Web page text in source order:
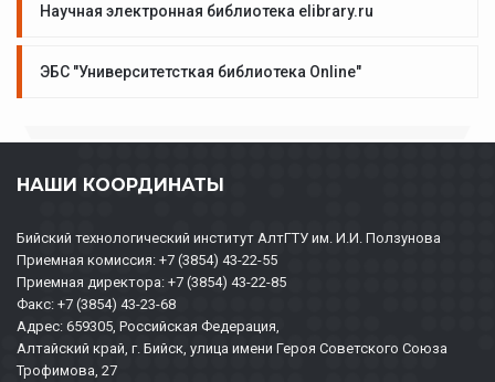
Научная электронная библиотека elibrary.ru
ЭБС "Университетсткая библиотека Online"
НАШИ КООРДИНАТЫ
Бийский технологический институт АлтГТУ им. И.И. Ползунова
Приемная комиссия: +7 (3854) 43-22-55
Приемная директора: +7 (3854) 43-22-85
Факс: +7 (3854) 43-23-68
Адрес: 659305, Российская Федерация,
Алтайский край, г. Бийск, улица имени Героя Советского Союза
Трофимова, 27